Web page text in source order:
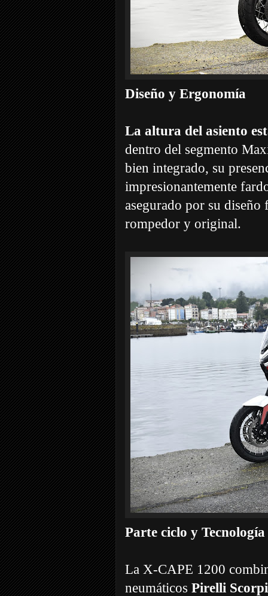
Diseño y Ergonomía
La altura del asiento
dentro del segmento
bien integrado, su
impresionantemente
asegurado por su
rompedor y original.
Parte ciclo y Tecnología
La X-CAPE 1200
neumáticos Pirelli